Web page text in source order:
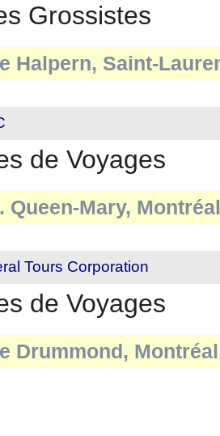
Grossistes
Halpern, Saint-
de Voyages
Queen-Mary,
Tours Corporation
de Voyages
Drummond,